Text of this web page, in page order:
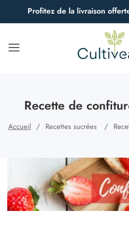
Profitez de la livraison
Recette de
Accueil Recettes sucrées